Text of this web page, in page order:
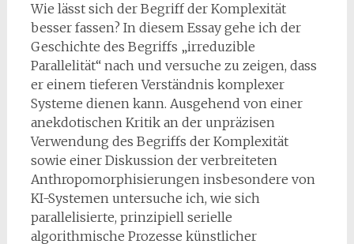
Wie lässt sich der Begriff der Komplexität
besser fassen? In diesem Essay gehe ich der
Geschichte des Begriffs „irreduzible
Parallelität“ nach und versuche zu zeigen, dass
er einem tieferen Verständnis komplexer
Systeme dienen kann. Ausgehend von einer
anekdotischen Kritik an der unpräzisen
Verwendung des Begriffs der Komplexität
sowie einer Diskussion der verbreiteten
Anthropomorphisierungen insbesondere von
KI-Systemen untersuche ich, wie sich
parallelisierte, prinzipiell serielle
algorithmische Prozesse künstlicher